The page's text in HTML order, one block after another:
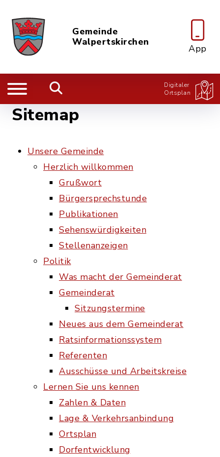
Gemeinde
Walpertskirchen
App
Digitaler
Ortsplan
Sitemap
Unsere Gemeinde
Herzlich willkommen
Grußwort
Bürgersprechstunde
Publikationen
Sehenswürdigkeiten
Stellenanzeigen
Politik
Was macht der Gemeinderat
Gemeinderat
Sitzungstermine
Neues aus dem Gemeinderat
Ratsinformationssystem
Referenten
Ausschüsse und Arbeitskreise
Lernen Sie uns kennen
Zahlen & Daten
Lage & Verkehrsanbindung
Ortsplan
Dorfentwicklung